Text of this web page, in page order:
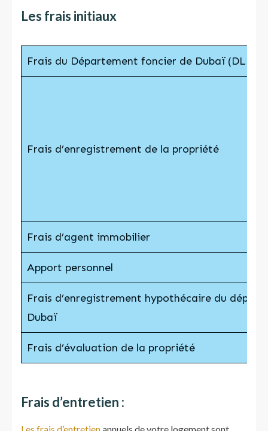
Les frais initiaux
Frais du Département foncier de Dubaï (DLD)
Frais d’enregistrement de la propriété
Frais d’agent immobilier
Apport personnel
Frais d’enregistrement hypothécaire du
Dubaï
Frais d’évaluation de la propriété
Frais d’entretien :